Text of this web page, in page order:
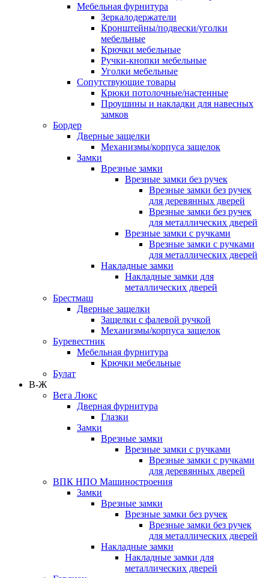
Мебельная фурнитура
Зеркалодержатели
Кронштейны/подвески/уголки
мебельные
Крючки мебельные
Ручки-кнопки мебельные
Уголки мебельные
Сопутствующие товары
Крюки потолочные/настенные
Проушины и накладки для навесных
замков
Бордер
Дверные защелки
Механизмы/корпуса защелок
Замки
Врезные замки
Врезные замки без ручек
Врезные замки без ручек
для деревянных дверей
Врезные замки без ручек
для металлических дверей
Врезные замки с ручками
Врезные замки с ручками
для металлических дверей
Накладные замки
Накладные замки для
металлических дверей
Брестмаш
Дверные защелки
Защелки с фалевой ручкой
Механизмы/корпуса защелок
Буревестник
Мебельная фурнитура
Крючки мебельные
Булат
В-Ж
Вега Люкс
Дверная фурнитура
Глазки
Замки
Врезные замки
Врезные замки с ручками
Врезные замки с ручками
для деревянных дверей
ВПК НПО Машиностроения
Замки
Врезные замки
Врезные замки без ручек
Врезные замки без ручек
для металлических дверей
Накладные замки
Накладные замки для
металлических дверей